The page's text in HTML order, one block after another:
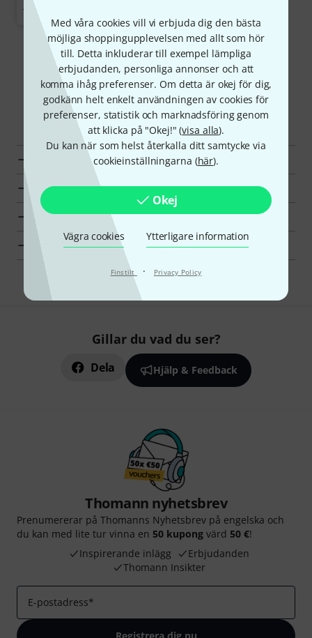
Med våra cookies vill vi erbjuda dig den bästa
möjliga shoppingupplevelsen med allt som hör
till. Detta inkluderar till exempel lämpliga
erbjudanden, personliga annonser och att
komma ihåg preferenser. Om detta är okej för dig,
godkänn helt enkelt användningen av cookies för
preferenser, statistik och marknadsföring genom
att klicka på "Okej!" (visa alla).
Du kan när som helst återkalla ditt samtycke via
cookieinställningarna (här).
Okej
Vägra cookies Ytterligare information
Finstilt · Privacy Policy
1 579 kr
Visa mer
Upptäck mer
Alla Videolampor
Toppsäljare
Hot Deals
Gillar du vad du ser?
Dela Hjälp & Feedback
Thomann nyhetsbrev
Prenumererar på Thomanns Nyhetsbrev på engelska och
du kan med lite tur vinna en 50 kupong värd 50 €!
Inspirerande inlägg
Erbjudanden
Thomann Insikter
E-postadress*